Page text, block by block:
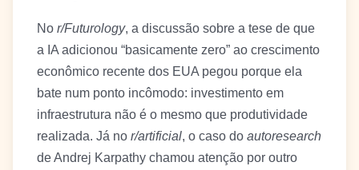
No r/Futurology, a discussão sobre a tese de que
a IA adicionou “basicamente zero” ao crescimento
econômico recente dos EUA pegou porque ela
bate num ponto incômodo: investimento em
infraestrutura não é o mesmo que produtividade
realizada. Já no r/artificial, o caso do autoresearch
de Andrej Karpathy chamou atenção por outro